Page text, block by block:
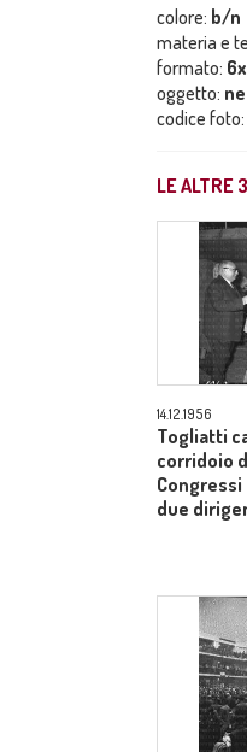
colore: b/n
materia e
formato:
oggetto:
codice foto:
LE ALTRE
14.12.1956
Togliatti
corridoio
due